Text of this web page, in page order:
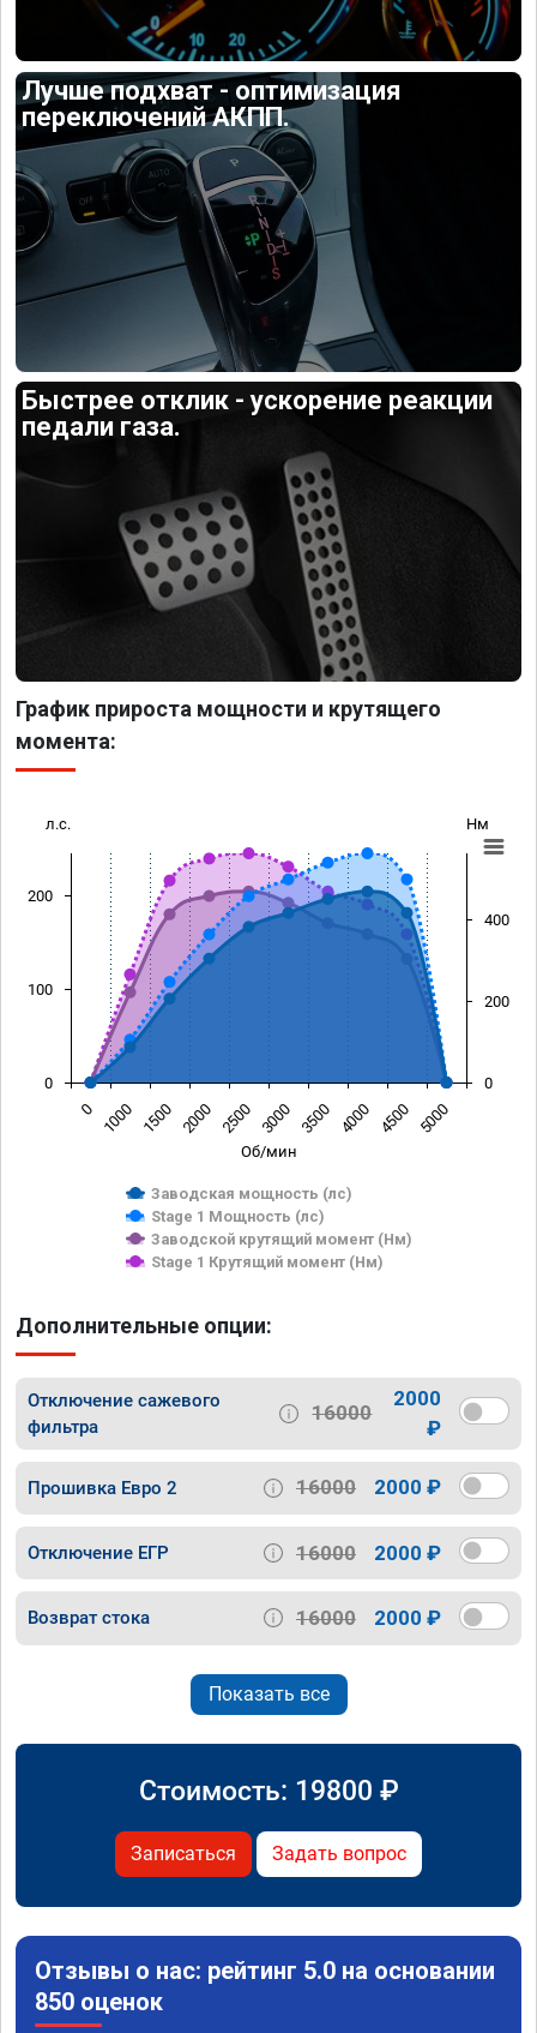
Лучше подхват - оптимизация
переключений АКПП.
Быстрее отклик - ускорение реакции
педали газа.
График прироста мощности и крутящего
момента:
Об/мин
л.с. Нм
Заводская мощность (лс)
Stage 1 Мощность (лс)
Заводской крутящий момент (Нм)
Stage 1 Крутящий момент (Нм)
0 1000 1500 2000 2500 3000 3500 4000 4500 5000
0
100
200
0
200
400
Дополнительные опции:
Отключение сажевого
фильтра
16000
2000
₽
Прошивка Евро 2 16000 2000 ₽
Отключение ЕГР 16000 2000 ₽
Возврат стока 16000 2000 ₽
Показать все
Стоимость: 19800 ₽
Записаться Задать вопрос
Отзывы о нас: рейтинг 5.0 на основании
850 оценок